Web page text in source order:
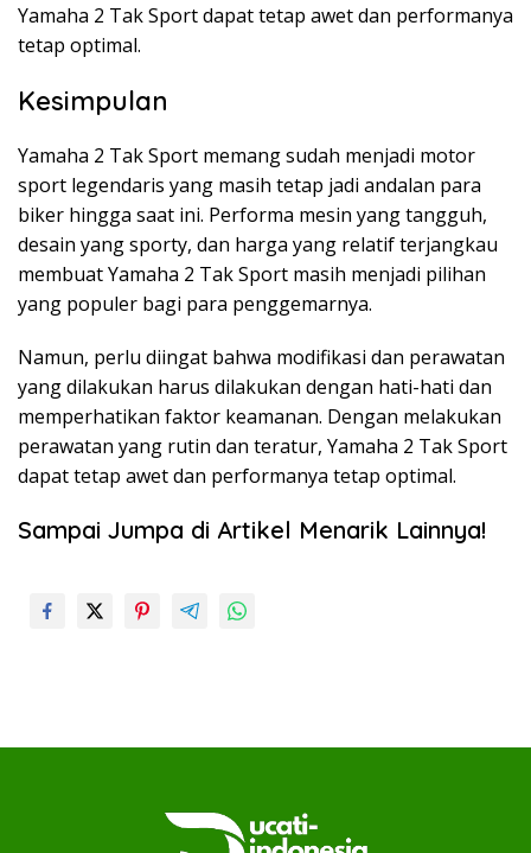
Yamaha 2 Tak Sport dapat tetap awet dan performanya
tetap optimal.
Kesimpulan
Yamaha 2 Tak Sport memang sudah menjadi motor
sport legendaris yang masih tetap jadi andalan para
biker hingga saat ini. Performa mesin yang tangguh,
desain yang sporty, dan harga yang relatif terjangkau
membuat Yamaha 2 Tak Sport masih menjadi pilihan
yang populer bagi para penggemarnya.
Namun, perlu diingat bahwa modifikasi dan perawatan
yang dilakukan harus dilakukan dengan hati-hati dan
memperhatikan faktor keamanan. Dengan melakukan
perawatan yang rutin dan teratur, Yamaha 2 Tak Sport
dapat tetap awet dan performanya tetap optimal.
Sampai Jumpa di Artikel Menarik Lainnya!